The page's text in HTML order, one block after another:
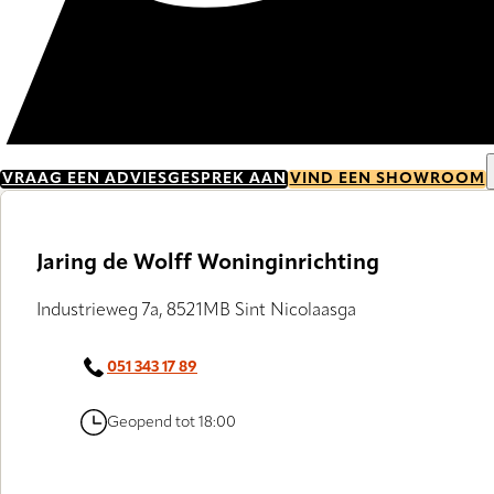
VRAAG EEN ADVIESGESPREK AAN VIND EEN SHOWROOM
Jaring de Wolff Woninginrichting
Industrieweg 7a, 8521MB Sint Nicolaasga
051 343 17 89
Geopend tot 18:00